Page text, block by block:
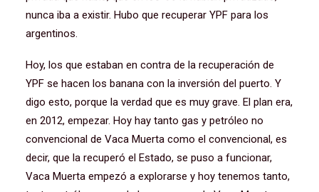
nunca iba a existir. Hubo que recuperar YPF para los
argentinos.
Hoy, los que estaban en contra de la recuperación de
YPF se hacen los banana con la inversión del puerto. Y
digo esto, porque la verdad que es muy grave. El plan era,
en 2012, empezar. Hoy hay tanto gas y petróleo no
convencional de Vaca Muerta como el convencional, es
decir, que la recuperó el Estado, se puso a funcionar,
Vaca Muerta empezó a explorarse y hoy tenemos tanto,